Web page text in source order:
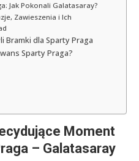
Jak Pokonali Galatasaray?
Zawieszenia i Ich
Bramki dla Sparty Praga
Sparty Praga?
Moment
– Galatasaray